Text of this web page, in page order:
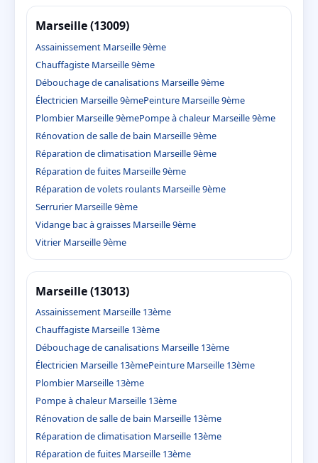
Marseille (13009)
Assainissement Marseille 9ème
Chauffagiste Marseille 9ème
Débouchage de canalisations Marseille 9ème
Électricien Marseille 9èmePeinture Marseille 9ème
Plombier Marseille 9èmePompe à chaleur Marseille 9ème
Rénovation de salle de bain Marseille 9ème
Réparation de climatisation Marseille 9ème
Réparation de fuites Marseille 9ème
Réparation de volets roulants Marseille 9ème
Serrurier Marseille 9ème
Vidange bac à graisses Marseille 9ème
Vitrier Marseille 9ème
Marseille (13013)
Assainissement Marseille 13ème
Chauffagiste Marseille 13ème
Débouchage de canalisations Marseille 13ème
Électricien Marseille 13èmePeinture Marseille 13ème
Plombier Marseille 13ème
Pompe à chaleur Marseille 13ème
Rénovation de salle de bain Marseille 13ème
Réparation de climatisation Marseille 13ème
Réparation de fuites Marseille 13ème